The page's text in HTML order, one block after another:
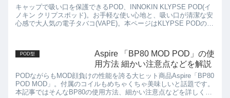
キャップで吸い口を保護できるPOD、INNOKIN KLYPSE POD(イ
ノキン クリプスポッド)。お手軽な使い心地と、吸い口が清潔な安
心感で大人気の電子タバコ(VAPE)。本ページはKLYPSE PODの使
POD型
Aspire 「BP80 MOD POD」の使
用方法 細かい注意点などを解説
PODながらもMOD顔負けの性能を誇る大ヒット商品Aspire「BP80
POD MOD」。付属のコイルもめちゃくちゃ美味しいと話題です。
本記事ではそんなBP80の使用方法、細かい注意点などを詳しく解